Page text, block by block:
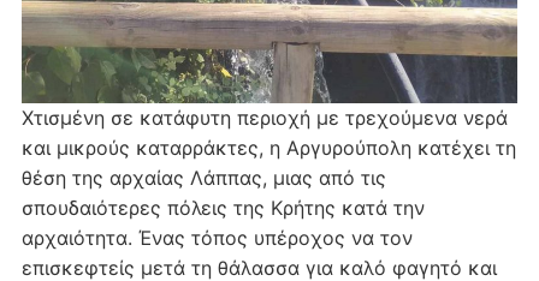
Χτισμένη σε κατάφυτη περιοχή με τρεχούμενα νερά
και μικρούς καταρράκτες, η Αργυρούπολη κατέχει τη
θέση της αρχαίας Λάππας, μιας από τις
σπουδαιότερες πόλεις της Κρήτης κατά την
αρχαιότητα. Ένας τόπος υπέροχος να τον
επισκεφτείς μετά τη θάλασσα για καλό φαγητό και